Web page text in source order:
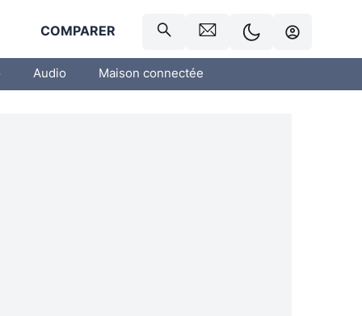
COMPARER
Audio Maison connectée